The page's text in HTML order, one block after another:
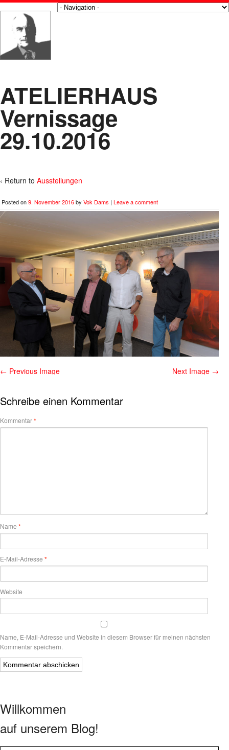
ATELIERHAUS
Vernissage
29.10.2016
‹ Return to Ausstellungen
Posted on9. November 2016by Vok Dams | Leave a comment
← Previous Image Next Image →
Schreibe einen Kommentar
Kommentar*
Name *
E-Mail-Adresse *
Website
Name, E-Mail-Adresse und Website in diesem Browser für meinen nächsten
Kommentar speichern.
Willkommen
auf unserem Blog!